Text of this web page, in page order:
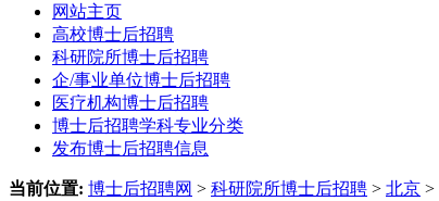
网站主页
高校博士后招聘
科研院所博士后招聘
企/事业单位博士后招聘
医疗机构博士后招聘
博士后招聘学科专业分类
发布博士后招聘信息
当前位置: 博士后招聘网 > 科研院所博士后招聘 > 北京 >